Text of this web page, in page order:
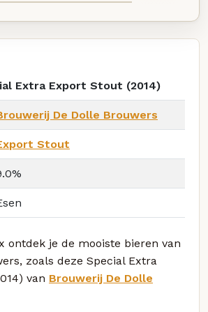
Extra Export Stout (2014)
De Dolle Brouwers
Stout
ontdek je de mooiste bieren van
zoals deze Special Extra
van Brouwerij De Dolle